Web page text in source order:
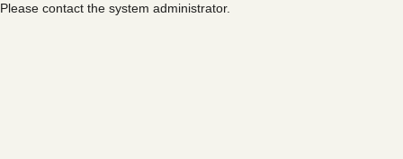
Please contact the system administrator.